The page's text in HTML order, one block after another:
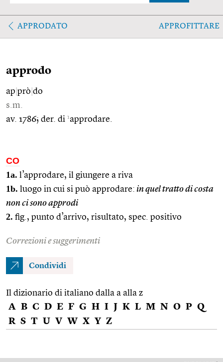
APPRODATO APPROFITTARE
approdo
ap prò do
s.m.
av. 1786; der. di 1approdare.
CO
1a. l’approdare, il giungere a riva
1b. luogo in cui si può approdare: in quel tratto di costa
non ci sono approdi
2. fig., punto d’arrivo, risultato, spec. positivo
Correzioni e suggerimenti
Condividi
Il dizionario di italiano dalla a alla z
A B C D E F G H I J K L M N O P Q
R S T U V W X Y Z